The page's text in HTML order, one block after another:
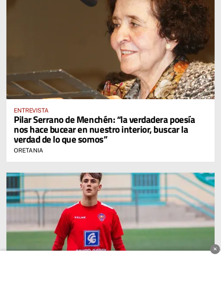
ENTREVISTA
Pilar Serrano de Menchén: “la verdadera poesía
nos hace bucear en nuestro interior, buscar la
verdad de lo que somos”
ORETANIA
×